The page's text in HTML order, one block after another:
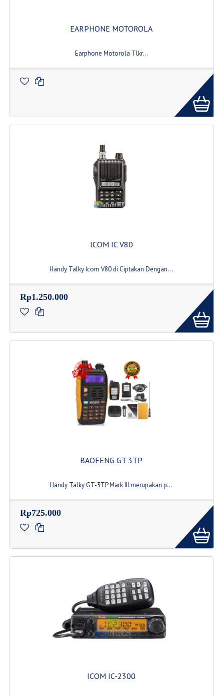
EARPHONE MOTOROLA
Earphone Motorola Tlkr...
ICOM IC V80
Handy Talky Icom V80 di Ciptakan Dengan...
Rp1.250.000
BAOFENG GT 3TP
Handy Talky GT-3TP Mark III merupakan p...
Rp725.000
ICOM IC-2300